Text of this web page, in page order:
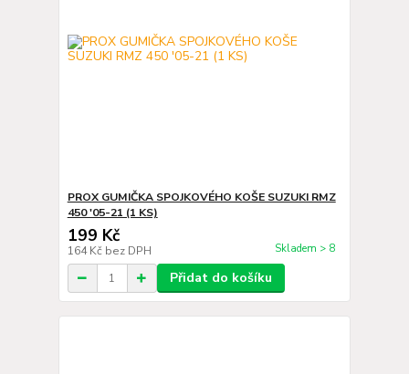
PROX GUMIČKA SPOJKOVÉHO KOŠE SUZUKI RMZ
450 '05-21 (1 KS)
199 Kč
164 Kč bez DPH Skladem > 8
Přidat do košíku